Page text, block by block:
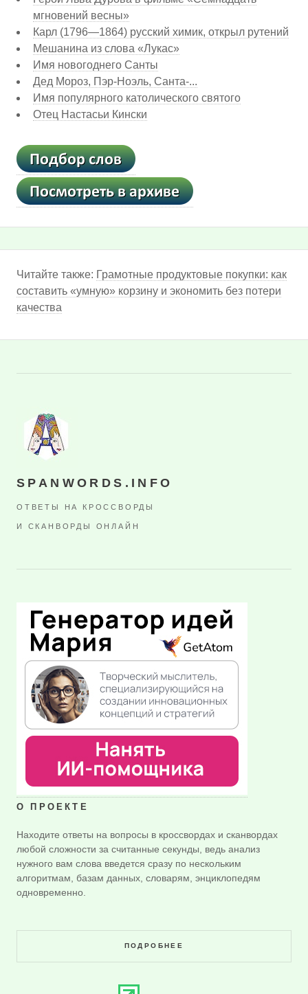
мгновений весны»
Карл (1796—1864) русский химик, открыл рутений
Мешанина из слова «Лукас»
Имя новогоднего Санты
Дед Мороз, Пэр-Ноэль, Санта-...
Имя популярного католического святого
Отец Настасьи Кински
Читайте также: Грамотные продуктовые покупки: как
составить «умную» корзину и экономить без потери
качества
SPANWORDS.INFO
ОТВЕТЫ НА КРОССВОРДЫ
И СКАНВОРДЫ ОНЛАЙН
О ПРОЕКТЕ
Находите ответы на вопросы в кроссвордах и сканвордах
любой сложности за считанные секунды, ведь анализ
нужного вам слова введется сразу по нескольким
алгоритмам, базам данных, словарям, энциклопедям
одновременно.
ПОДРОБНЕЕ